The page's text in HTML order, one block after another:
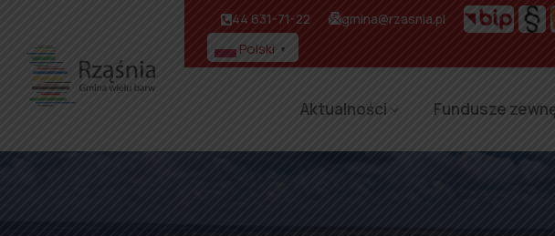
44 631-71-22 gmina@rzasnia.pl
Polski ▼
Aktualności Fundusze